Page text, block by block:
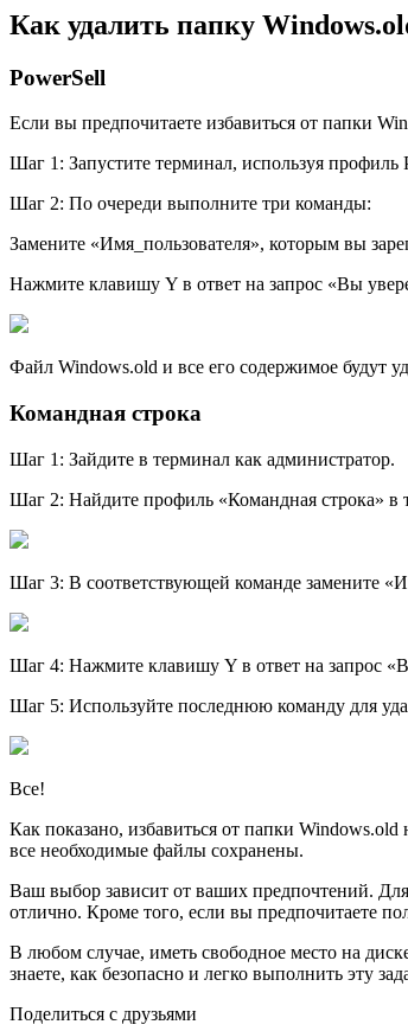
Как удалить папку
PowerSell
Если вы предпочитаете избавиться от папки
Шаг 1: Запустите терминал, используя
Шаг 2: По очереди выполните три команды:
Замените «Имя_пользователя», которым вы
Нажмите клавишу Y в ответ на запрос «Вы
Файл Windows.old и все его содержимое будут
Командная строка
Шаг 1: Зайдите в терминал как администратор.
Шаг 2: Найдите профиль «Командная строка» в
Шаг 3: В соответствующей команде замените
Шаг 4: Нажмите клавишу Y в ответ на запрос
Шаг 5: Используйте последнюю команду для
Все!
Как показано, избавиться от папки
все необходимые файлы сохранены.
Ваш выбор зависит от ваших предпочтений.
отлично. Кроме того, если вы предпочитаете
В любом случае, иметь свободное место на
знаете, как безопасно и легко выполнить эту
Поделиться с друзьями